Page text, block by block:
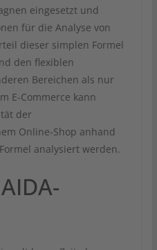
eingesetzt und
für die Analyse von
dieser simplen Formel
den flexiblen
Bereichen als nur
E-Commerce kann
der
Online-Shop anhand
analysiert werden.